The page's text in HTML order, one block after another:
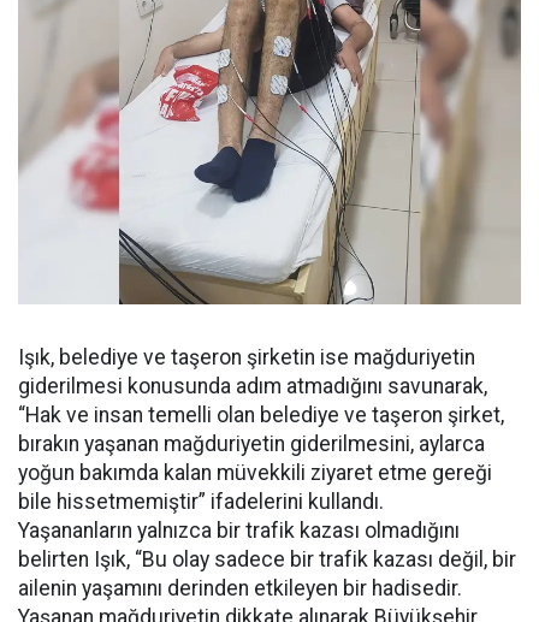
Işık, belediye ve taşeron şirketin ise mağduriyetin
giderilmesi konusunda adım atmadığını savunarak,
“Hak ve insan temelli olan belediye ve taşeron şirket,
bırakın yaşanan mağduriyetin giderilmesini, aylarca
yoğun bakımda kalan müvekkili ziyaret etme gereği
bile hissetmemiştir” ifadelerini kullandı.
Yaşananların yalnızca bir trafik kazası olmadığını
belirten Işık, “Bu olay sadece bir trafik kazası değil, bir
ailenin yaşamını derinden etkileyen bir hadisedir.